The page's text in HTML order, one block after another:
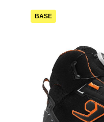
BASE